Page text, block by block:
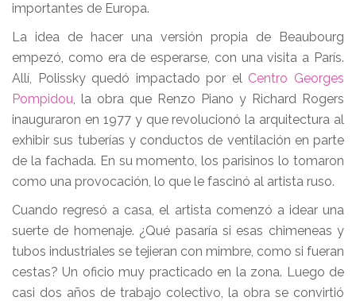
importantes de Europa.
La idea de hacer una versión propia de Beaubourg
empezó, como era de esperarse, con una visita a París.
Allí, Polissky quedó impactado por el Centro Georges
Pompidou, la obra que Renzo Piano y Richard Rogers
inauguraron en 1977 y que revolucionó la arquitectura al
exhibir sus tuberías y conductos de ventilación en parte
de la fachada. En su momento, los parisinos lo tomaron
como una provocación, lo que le fascinó al artista ruso.
Cuando regresó a casa, el artista comenzó a idear una
suerte de homenaje. ¿Qué pasaría si esas chimeneas y
tubos industriales se tejieran con mimbre, como si fueran
cestas? Un oficio muy practicado en la zona. Luego de
casi dos años de trabajo colectivo, la obra se convirtió